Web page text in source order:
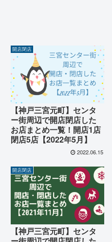
開店閉店
【神戸三宮元町】センタ
ー街周辺で開店閉店した
お店まとめ一覧！開店1店
閉店5店【2022年5月】
2022.06.15
開店閉店
【神戸三宮元町】センタ